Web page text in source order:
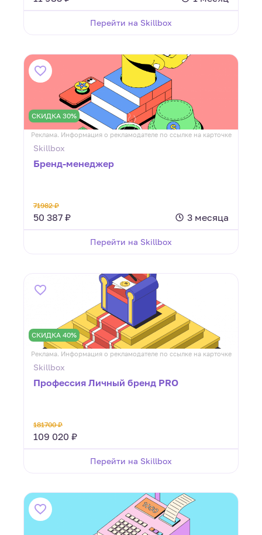
Перейти на Skillbox
СКИДКА 30%
Реклама. Информация о рекламодателе по ссылке на карточке
Skillbox
Бренд-менеджер
71982 ₽
50 387 ₽ 3 месяца
Перейти на Skillbox
СКИДКА 40%
Реклама. Информация о рекламодателе по ссылке на карточке
Skillbox
Профессия Личный бренд PRO
181700 ₽
109 020 ₽
Перейти на Skillbox